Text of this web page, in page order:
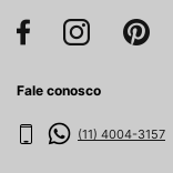
Fale conosco
(11) 4004-3157